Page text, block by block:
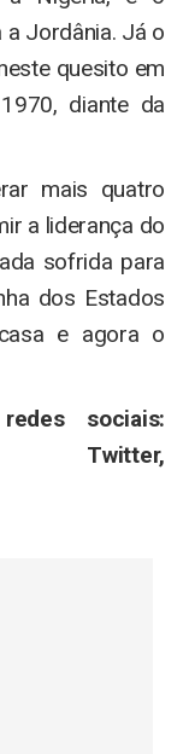
Jordânia. Já o
quesito em
diante da
mais quatro
a liderança do
sofrida para
dos Estados
e agora o
sociais:
Twitter,